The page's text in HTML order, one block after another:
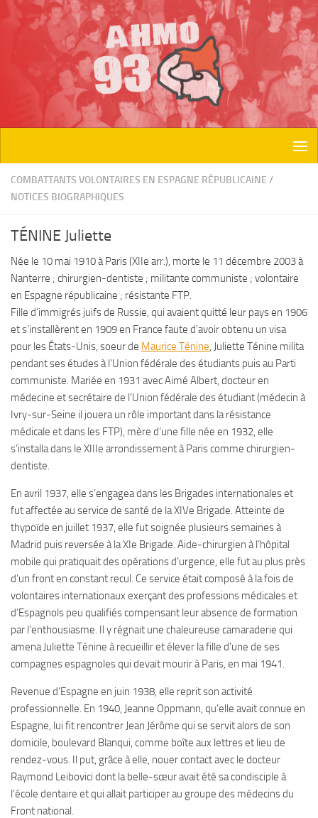
Skip to content
COMBATTANTS VOLONTAIRES EN ESPAGNE RÉPUBLICAINE /
NOTICES BIOGRAPHIQUES
TÉNINE Juliette
Née le 10 mai 1910 à Paris (XIIe arr.), morte le 11 décembre 2003 à
Nanterre ; chirurgien-dentiste ; militante communiste ; volontaire
en Espagne républicaine ; résistante FTP.
Fille d’immigrés juifs de Russie, qui avaient quitté leur pays en 1906
et s’installèrent en 1909 en France faute d’avoir obtenu un visa
pour les États-Unis, soeur de Maurice Ténine, Juliette Ténine milita
pendant ses études à l’Union fédérale des étudiants puis au Parti
communiste. Mariée en 1931 avec Aimé Albert, docteur en
médecine et secrétaire de l’Union fédérale des étudiant (médecin à
Ivry-sur-Seine il jouera un rôle important dans la résistance
médicale et dans les FTP), mère d’une fille née en 1932, elle
s’installa dans le XIIIe arrondissement à Paris comme chirurgien-
dentiste.
En avril 1937, elle s’engagea dans les Brigades internationales et
fut affectée au service de santé de la XIVe Brigade. Atteinte de
thypoïde en juillet 1937, elle fut soignée plusieurs semaines à
Madrid puis reversée à la XIe Brigade. Aide-chirurgien à l’hôpital
mobile qui pratiquait des opérations d’urgence, elle fut au plus près
d’un front en constant recul. Ce service était composé à la fois de
volontaires internationaux exerçant des professions médicales et
d’Espagnols peu qualifiés compensant leur absence de formation
par l’enthousiasme. Il y régnait une chaleureuse camaraderie qui
amena Juliette Ténine à recueillir et élever la fille d’une de ses
compagnes espagnoles qui devait mourir à Paris, en mai 1941.
Revenue d’Espagne en juin 1938, elle reprit son activité
professionnelle. En 1940, Jeanne Oppmann, qu’elle avait connue en
Espagne, lui fit rencontrer Jean Jérôme qui se servit alors de son
domicile, boulevard Blanqui, comme boîte aux lettres et lieu de
rendez-vous. Il put, grâce à elle, nouer contact avec le docteur
Raymond Leibovici dont la belle-sœur avait été sa condisciple à
l’école dentaire et qui allait participer au groupe des médecins du
Front national.